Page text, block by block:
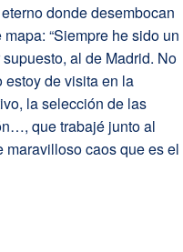
donde desembocan
“Siempre he sido un
al de Madrid. No
estoy de visita en la
la selección de las
que trabajé junto al
caos que es el